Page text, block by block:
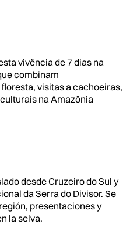
vivência de 7 dias na
combinam
visitas a cachoeiras,
na Amazônia
desde Cruzeiro do Sul y
da Serra do Divisor. Se
presentaciones y
la selva.